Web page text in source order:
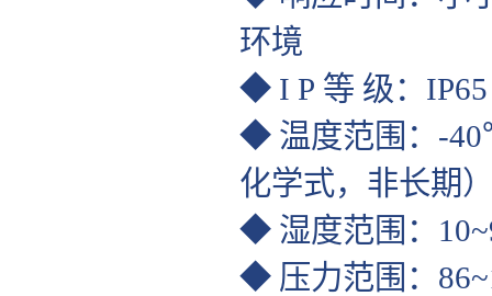
环境
◆ I P 等 级：IP65
◆ 温度范围：-
化学式，非长期
◆ 湿度范围：
◆ 压力范围：